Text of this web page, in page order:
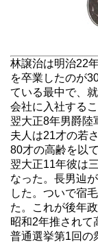
林譲治は明治22
を卒業したのが
ている最中で、
会社に入社する
翌大正8年男爵陸
夫人は21才の若
80才の高齢を以
翌大正11年彼は
なった。長男辿
した。ついで宿
た。これが後年
昭和2年推されて
普通選挙第1回の